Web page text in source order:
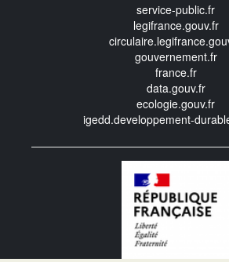
service-public.fr
legifrance.gouv.fr
gouvernement.fr
france.fr
data.gouv.fr
ecologie.gouv.fr
igedd.developpement-